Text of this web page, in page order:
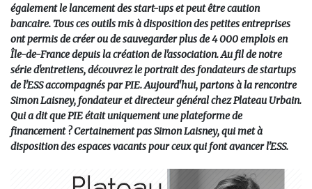
également le lancement des start-ups et peut être caution
bancaire. Tous ces outils mis à disposition des petites entreprises
ont permis de créer ou de sauvegarder plus de 4 000 emplois en
Île-de-France depuis la création de l'association. Au fil de notre
série d'entretiens, découvrez le portrait des fondateurs de startups
de l'ESS accompagnés par PIE. Aujourd'hui, partons à la rencontre
Simon Laisney, fondateur et directeur général chez Plateau Urbain.
Qui a dit que PIE était uniquement une plateforme de
financement ? Certainement pas Simon Laisney, qui met à
disposition des espaces vacants pour ceux qui font avancer l'ESS.